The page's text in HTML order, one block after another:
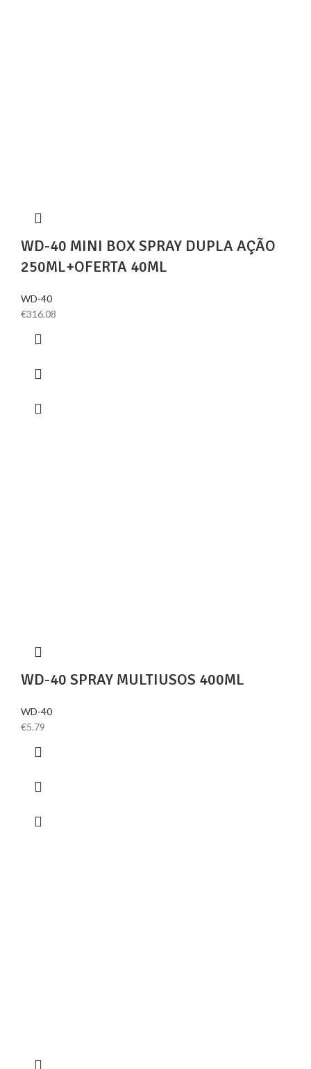
WD-40 MINI BOX SPRAY DUPLA AÇÃO
250ML+OFERTA 40ML
WD-40
€316.08
WD-40 SPRAY MULTIUSOS 400ML
WD-40
€5.79